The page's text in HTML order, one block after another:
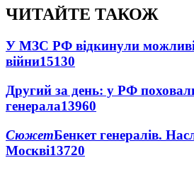
ЧИТАЙТЕ ТАКОЖ
У МЗС РФ відкинули
війни15130
Другий за день: у РФ
генерала13960
СюжетБенкет генералів.
Москві13720